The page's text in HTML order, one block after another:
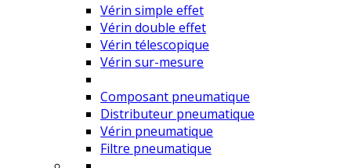
Vérin simple effet
Vérin double effet
Vérin télescopique
Vérin sur-mesure
Composant pneumatique
Distributeur pneumatique
Vérin pneumatique
Filtre pneumatique